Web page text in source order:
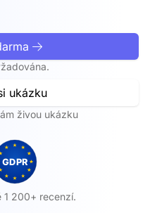
ukázku
živou ukázku
1 200+ recenzí.